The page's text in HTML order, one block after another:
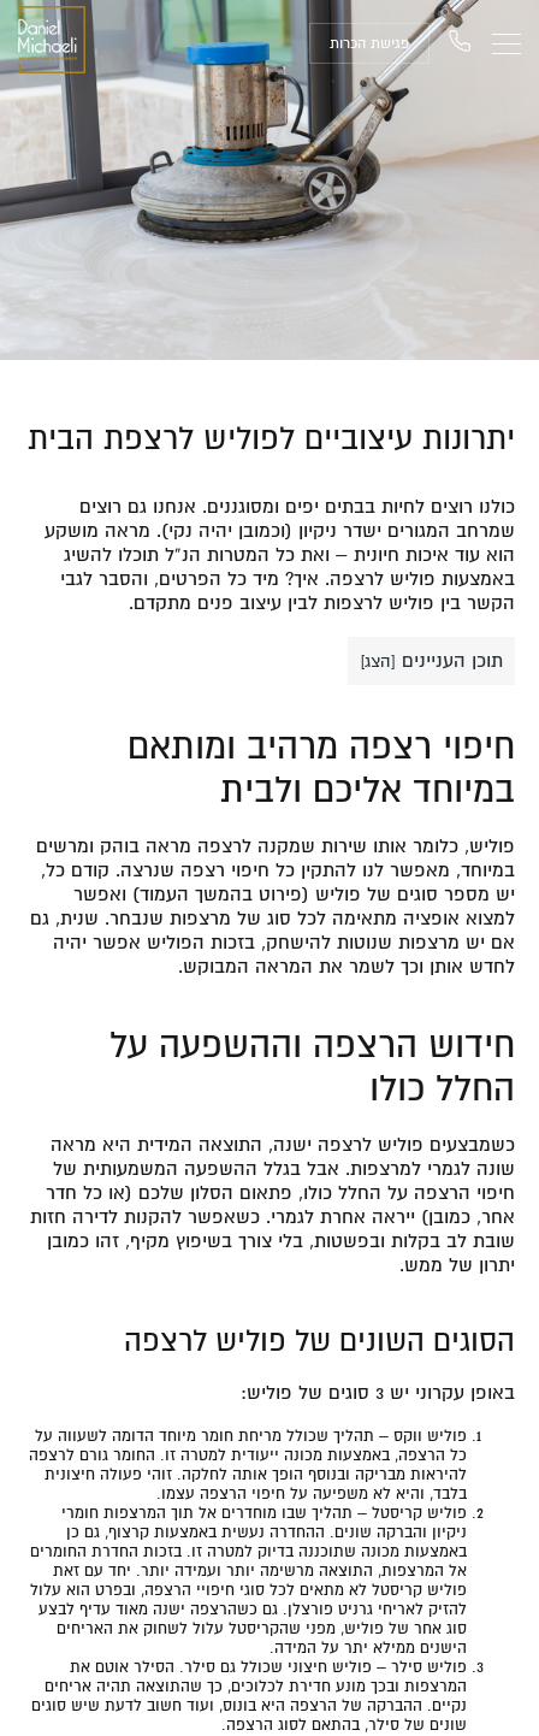
פגישת הכרות
יתרונות עיצוביים לפוליש לרצפת הבית
כולנו רוצים לחיות בבתים יפים ומסוגננים. אנחנו גם רוצים
שמרחב המגורים ישדר ניקיון (וכמובן יהיה נקי). מראה מושקע
הוא עוד איכות חיונית – ואת כל המטרות הנ”ל תוכלו להשיג
באמצעות פוליש לרצפה. איך? מיד כל הפרטים, והסבר לגבי
הקשר בין פוליש לרצפות לבין עיצוב פנים מתקדם.
תוכן העניינים [הצג]
חיפוי רצפה מרהיב ומותאם
במיוחד אליכם ולבית
פוליש, כלומר אותו שירות שמקנה לרצפה מראה בוהק ומרשים
במיוחד, מאפשר לנו להתקין כל חיפוי רצפה שנרצה. קודם כל,
יש מספר סוגים של פוליש (פירוט בהמשך העמוד) ואפשר
למצוא אופציה מתאימה לכל סוג של מרצפות שנבחר. שנית, גם
אם יש מרצפות שנוטות להישחק, בזכות הפוליש אפשר יהיה
לחדש אותן וכך לשמר את המראה המבוקש.
חידוש הרצפה וההשפעה על
החלל כולו
כשמבצעים פוליש לרצפה ישנה, התוצאה המידית היא מראה
שונה לגמרי למרצפות. אבל בגלל ההשפעה המשמעותית של
חיפוי הרצפה על החלל כולו, פתאום הסלון שלכם (או כל חדר
אחר, כמובן) ייראה אחרת לגמרי. כשאפשר להקנות לדירה חזות
שובת לב בקלות ובפשטות, בלי צורך בשיפוץ מקיף, זהו כמובן
יתרון של ממש.
הסוגים השונים של פוליש לרצפה
באופן עקרוני יש 3 סוגים של פוליש:
פוליש ווקס – תהליך שכולל מריחת חומר מיוחד הדומה לשעווה על
כל הרצפה, באמצעות מכונה ייעודית למטרה זו. החומר גורם לרצפה
להיראות מבריקה ובנוסף הופך אותה לחלקה. זוהי פעולה חיצונית
בלבד, והיא לא משפיעה על חיפוי הרצפה עצמו.
פוליש קריסטל – תהליך שבו מוחדרים אל תוך המרצפות חומרי
ניקיון והברקה שונים. ההחדרה נעשית באמצעות קרצוף, גם כן
באמצעות מכונה שתוכננה בדיוק למטרה זו. בזכות החדרת החומרים
אל המרצפות, התוצאה מרשימה יותר ועמידה יותר. יחד עם זאת
פוליש קריסטל לא מתאים לכל סוגי חיפויי הרצפה, ובפרט הוא עלול
להזיק לאריחי גרניט פורצלן. גם כשהרצפה ישנה מאוד עדיף לבצע
סוג אחר של פוליש, מפני שהקריסטל עלול לשחוק את האריחים
הישנים ממילא יתר על המידה.
פוליש סילר – פוליש חיצוני שכולל גם סילר. הסילר אוטם את
המרצפות ובכך מונע חדירת לכלוכים, כך שהתוצאה תהיה אריחים
נקיים. ההברקה של הרצפה היא בונוס, ועוד חשוב לדעת שיש סוגים
שונים של סילר, בהתאם לסוג הרצפה.